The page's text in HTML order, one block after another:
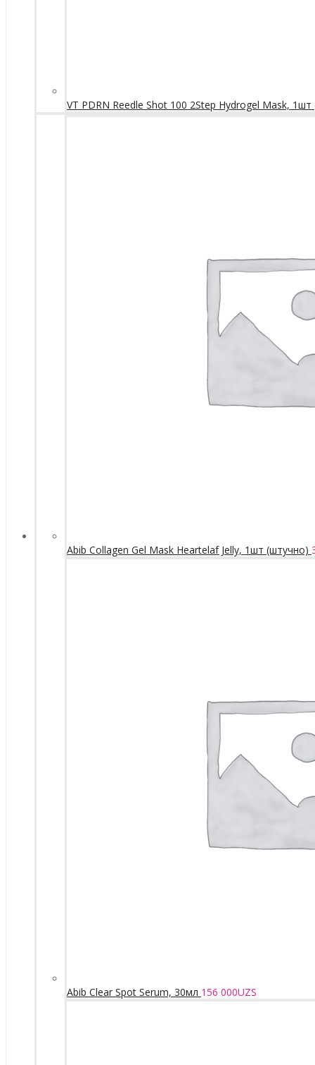
VT PDRN Reedle Shot 100 2Step Hydrogel Mask,
Abib Collagen Gel Mask Heartelaf Jelly, 1шт (штучно)
Abib Clear Spot Serum, 30мл 156 000UZS